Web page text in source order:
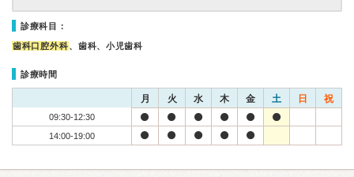
診療科目：
歯科口腔外科、歯科、小児歯科
診療時間
月 火 水 木 金 土 日 祝
09:30-12:30
14:00-19:00